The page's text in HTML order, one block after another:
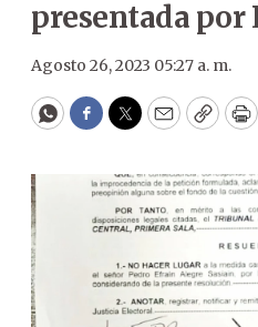
presentada por
Agosto 26, 2023 05:27 a. m.
WhatsApp
Facebook
Twitter
EmailCopy